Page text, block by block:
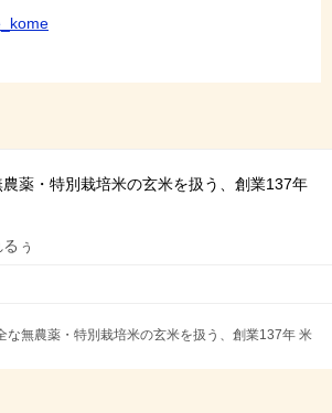
薬・特別栽培米の玄米を扱う、創業137年
ぅ
な無農薬・特別栽培米の玄米を扱う、創業137年 米